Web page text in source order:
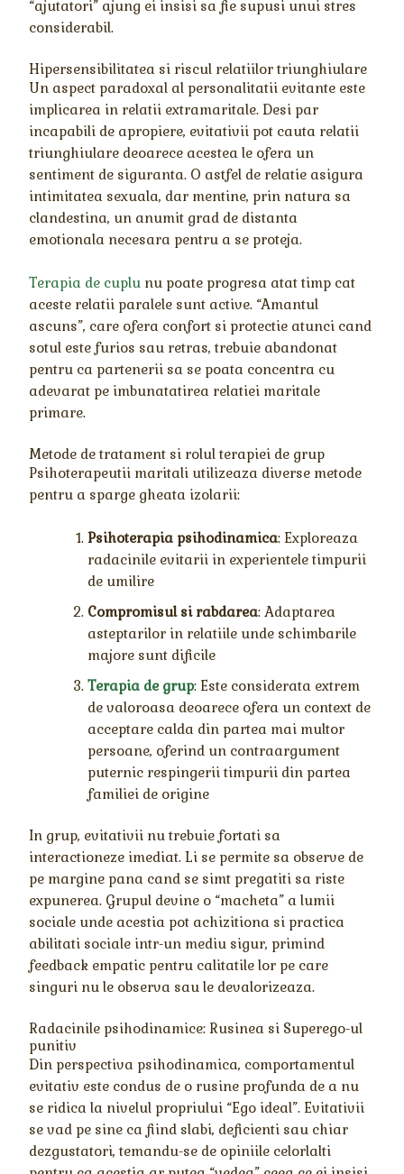
“ajutatori” ajung ei insisi sa fie supusi unui stres
considerabil.
Hipersensibilitatea si riscul relatiilor triunghiulare
Un aspect paradoxal al personalitatii evitante este
implicarea in relatii extramaritale. Desi par
incapabili de apropiere, evitativii pot cauta relatii
triunghiulare deoarece acestea le ofera un
sentiment de siguranta. O astfel de relatie asigura
intimitatea sexuala, dar mentine, prin natura sa
clandestina, un anumit grad de distanta
emotionala necesara pentru a se proteja.
Terapia de cuplu nu poate progresa atat timp cat
aceste relatii paralele sunt active. “Amantul
ascuns”, care ofera confort si protectie atunci cand
sotul este furios sau retras, trebuie abandonat
pentru ca partenerii sa se poata concentra cu
adevarat pe imbunatatirea relatiei maritale
primare.
Metode de tratament si rolul terapiei de grup
Psihoterapeutii maritali utilizeaza diverse metode
pentru a sparge gheata izolarii:
Psihoterapia psihodinamica: Exploreaza
radacinile evitarii in experientele timpurii
de umilire
Compromisul si rabdarea: Adaptarea
asteptarilor in relatiile unde schimbarile
majore sunt dificile
Terapia de grup: Este considerata extrem
de valoroasa deoarece ofera un context de
acceptare calda din partea mai multor
persoane, oferind un contraargument
puternic respingerii timpurii din partea
familiei de origine
In grup, evitativii nu trebuie fortati sa
interactioneze imediat. Li se permite sa observe de
pe margine pana cand se simt pregatiti sa riste
expunerea. Grupul devine o “macheta” a lumii
sociale unde acestia pot achizitiona si practica
abilitati sociale intr-un mediu sigur, primind
feedback empatic pentru calitatile lor pe care
singuri nu le observa sau le devalorizeaza.
Radacinile psihodinamice: Rusinea si Superego-ul
punitiv
Din perspectiva psihodinamica, comportamentul
evitativ este condus de o rusine profunda de a nu
se ridica la nivelul propriului “Ego ideal”. Evitativii
se vad pe sine ca fiind slabi, deficienti sau chiar
dezgustatori, temandu-se de opiniile celorlalti